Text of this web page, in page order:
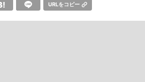
URLをコピー